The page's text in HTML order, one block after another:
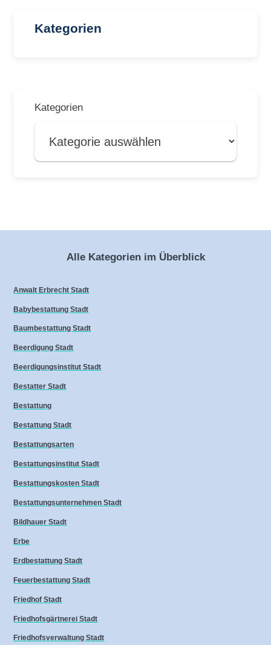
Kategorien
Kategorien
Alle Kategorien im Überblick
Anwalt Erbrecht Stadt
Babybestattung Stadt
Baumbestattung Stadt
Beerdigung Stadt
Beerdigungsinstitut Stadt
Bestatter Stadt
Bestattung
Bestattung Stadt
Bestattungsarten
Bestattungsinstitut Stadt
Bestattungskosten Stadt
Bestattungsunternehmen Stadt
Bildhauer Stadt
Erbe
Erdbestattung Stadt
Feuerbestattung Stadt
Friedhof Stadt
Friedhofsgärtnerei Stadt
Friedhofsverwaltung Stadt